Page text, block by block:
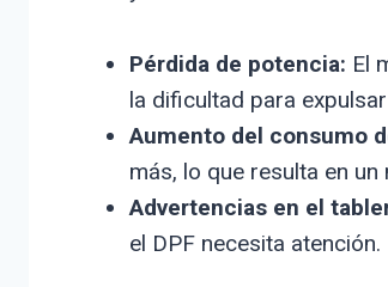
Pérdida de potencia: El
la dificultad para
Aumento del consumo
más, lo que resulta en
Advertencias en el
el DPF necesita atención.